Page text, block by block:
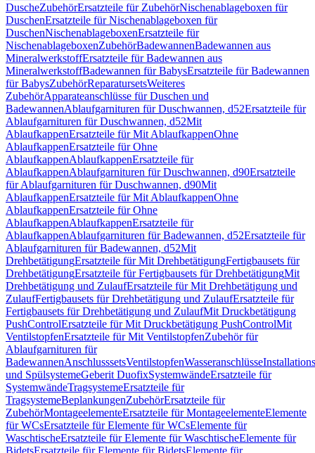
DuscheZubehörErsatzteile für ZubehörNischenablageboxen für
DuschenErsatzteile für Nischenablageboxen für
DuschenNischenablageboxenErsatzteile für
NischenablageboxenZubehörBadewannenBadewannen aus
MineralwerkstoffErsatzteile für Badewannen aus
MineralwerkstoffBadewannen für BabysErsatzteile für Badewannen
für BabysZubehörReparatursetsWeiteres
ZubehörApparateanschlüsse für Duschen und
BadewannenAblaufgarnituren für Duschwannen, d52Ersatzteile für
Ablaufgarnituren für Duschwannen, d52Mit
AblaufkappenErsatzteile für Mit AblaufkappenOhne
AblaufkappenErsatzteile für Ohne
AblaufkappenAblaufkappenErsatzteile für
AblaufkappenAblaufgarnituren für Duschwannen, d90Ersatzteile
für Ablaufgarnituren für Duschwannen, d90Mit
AblaufkappenErsatzteile für Mit AblaufkappenOhne
AblaufkappenErsatzteile für Ohne
AblaufkappenAblaufkappenErsatzteile für
AblaufkappenAblaufgarnituren für Badewannen, d52Ersatzteile für
Ablaufgarnituren für Badewannen, d52Mit
DrehbetätigungErsatzteile für Mit DrehbetätigungFertigbausets für
DrehbetätigungErsatzteile für Fertigbausets für DrehbetätigungMit
Drehbetätigung und ZulaufErsatzteile für Mit Drehbetätigung und
ZulaufFertigbausets für Drehbetätigung und ZulaufErsatzteile für
Fertigbausets für Drehbetätigung und ZulaufMit Druckbetätigung
PushControlErsatzteile für Mit Druckbetätigung PushControlMit
VentilstopfenErsatzteile für Mit VentilstopfenZubehör für
Ablaufgarnituren für
BadewannenAnschlusssetsVentilstopfenWasseranschlüsse
und SpülsystemeGeberit DuofixSystemwändeErsatzteile für
SystemwändeTragsystemeErsatzteile für
TragsystemeBeplankungenZubehörErsatzteile für
ZubehörMontageelementeErsatzteile für MontageelementeElemente
für WCsErsatzteile für Elemente für WCsElemente für
WaschtischeErsatzteile für Elemente für WaschtischeElemente für
BidetsErsatzteile für Elemente für BidetsElemente für